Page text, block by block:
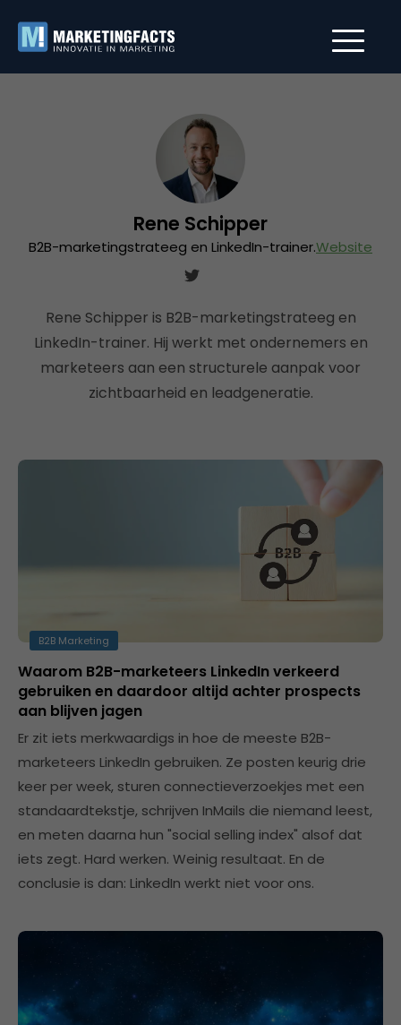
Rene Schipper
B2B-marketingstrateeg en LinkedIn-trainer.Website
Rene Schipper is B2B-marketingstrateeg en
LinkedIn-trainer. Hij werkt met ondernemers en
marketeers aan een structurele aanpak voor
zichtbaarheid en leadgeneratie.
B2B Marketing
Waarom B2B-marketeers LinkedIn verkeerd
gebruiken en daardoor altijd achter prospects
aan blijven jagen
Er zit iets merkwaardigs in hoe de meeste B2B-
marketeers LinkedIn gebruiken. Ze posten keurig drie
keer per week, sturen connectieverzoekjes met een
standaardtekstje, schrijven InMails die niemand leest,
en meten daarna hun "social selling index" alsof dat
iets zegt. Hard werken. Weinig resultaat. En de
conclusie is dan: LinkedIn werkt niet voor ons.